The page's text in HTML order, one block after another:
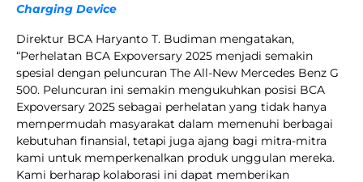
Charging Device
Direktur BCA Haryanto T. Budiman mengatakan,
“Perhelatan BCA Expoversary 2025 menjadi semakin
spesial dengan peluncuran The All-New Mercedes Benz G
500. Peluncuran ini semakin mengukuhkan posisi BCA
Expoversary 2025 sebagai perhelatan yang tidak hanya
mempermudah masyarakat dalam memenuhi berbagai
kebutuhan finansial, tetapi juga ajang bagi mitra-mitra
kami untuk memperkenalkan produk unggulan mereka.
Kami berharap kolaborasi ini dapat memberikan